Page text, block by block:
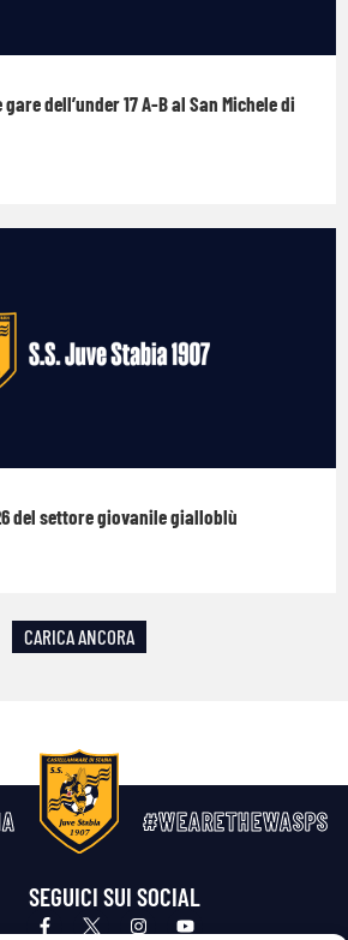
dell’under 17 A-B al San Michele di
del settore giovanile gialloblù
CARICA ANCORA
#WEARETHEWASPS
SEGUICI SUI SOCIAL